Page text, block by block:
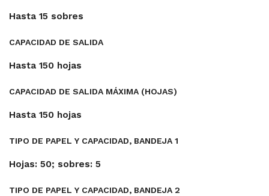
Hasta 15 sobres
CAPACIDAD DE SALIDA
Hasta 150 hojas
CAPACIDAD DE SALIDA MÁXIMA (HOJAS)
Hasta 150 hojas
TIPO DE PAPEL Y CAPACIDAD, BANDEJA 1
Hojas: 50; sobres: 5
TIPO DE PAPEL Y CAPACIDAD, BANDEJA 2